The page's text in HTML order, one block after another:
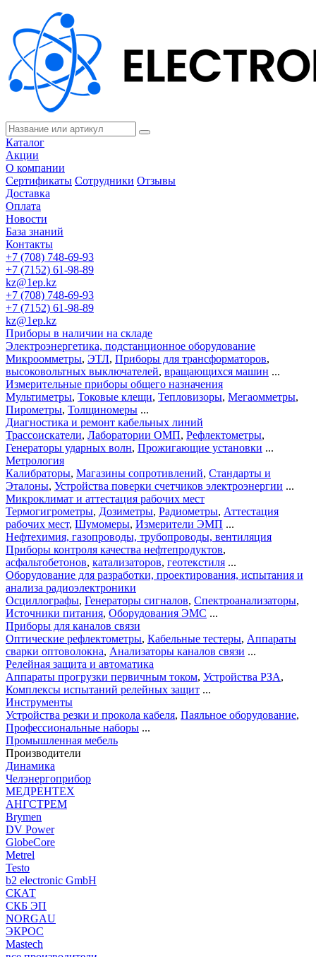
Каталог
Акции
О компании
Сертификаты Сотрудники Отзывы
Доставка
Оплата
Новости
База знаний
Контакты
+7 (708) 748-69-93
+7 (7152) 61-98-89
kz@1ep.kz
+7 (708) 748-69-93
+7 (7152) 61-98-89
kz@1ep.kz
Приборы в наличии на складе
Электроэнергетика, подстанционное оборудование
Микроомметры, ЭТЛ, Приборы для трансформаторов,
высоковольтных выключателей, вращающихся машин ...
Измерительные приборы общего назначения
Мультиметры, Токовые клещи, Тепловизоры, Мегаомметры,
Пирометры, Толщиномеры ...
Диагностика и ремонт кабельных линий
Трассоискатели, Лаборатории ОМП, Рефлектометры,
Генераторы ударных волн, Прожигающие установки ...
Метрология
Калибраторы, Магазины сопротивлений, Стандарты и
Эталоны, Устройства поверки счетчиков электроэнергии ...
Микроклимат и аттестация рабочих мест
Термогигрометры, Дозиметры, Радиометры, Аттестация
рабочих мест, Шумомеры, Измерители ЭМП ...
Нефтехимия, газопроводы, трубопроводы, вентиляция
Приборы контроля качества нефтепродуктов,
асфальтобетонов, катализаторов, геотекстиля ...
Оборудование для разработки, проектирования, испытания и
анализа радиоэлектроники
Осциллографы, Генераторы сигналов, Спектроанализаторы,
Источники питания, Оборудования ЭМС ...
Приборы для каналов связи
Оптические рефлектометры, Кабельные тестеры, Аппараты
сварки оптоволокна, Анализаторы каналов связи ...
Релейная защита и автоматика
Аппараты прогрузки первичным током, Устройства РЗА,
Комплексы испытаний релейных защит ...
Инструменты
Устройства резки и прокола кабеля, Паяльное оборудование,
Профессиональные наборы ...
Промышленная мебель
Производители
Динамика
Челэнергоприбор
МЕДРЕНТЕХ
АНГСТРЕМ
Brymen
DV Power
GlobeCore
Metrel
Testo
b2 electronic GmbH
СКАТ
СКБ ЭП
NORGAU
ЭКРОС
Mastech